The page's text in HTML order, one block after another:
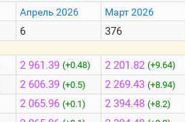
Апрель 2026
6
2 961.39 (+0.48)
2 606.39 (+0.5)
2 065.96 (+0.1)
Март 2026
376
2 201.82 (+9.64)
2 269.43 (+8.94)
2 394.48 (+8.2)